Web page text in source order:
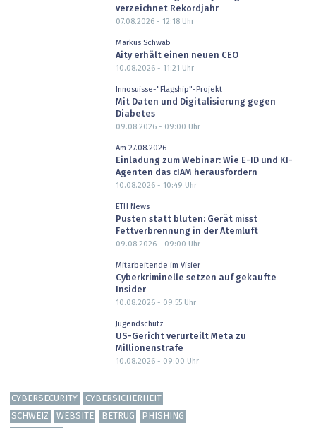
verzeichnet Rekordjahr
07.08.2026 - 12:18Uhr
Markus Schwab
Aity erhält einen neuen CEO
10.08.2026 - 11:21 Uhr
Innosuisse-"Flagship"-Projekt
Mit Daten und Digitalisierung gegen
Diabetes
09.08.2026 - 09:00 Uhr
Am 27.08.2026
Einladung zum Webinar: Wie E-ID und KI-
Agenten das cIAM herausfordern
10.08.2026 - 10:49 Uhr
ETH News
Pusten statt bluten: Gerät misst
Fettverbrennung in der Atemluft
09.08.2026 - 09:00 Uhr
Mitarbeitende im Visier
Cyberkriminelle setzen auf gekaufte
Insider
10.08.2026 - 09:55Uhr
Jugendschutz
US-Gericht verurteilt Meta zu
Millionenstrafe
10.08.2026 - 09:00 Uhr
CYBERSECURITY
CYBERSICHERHEIT
SCHWEIZ
WEBSITE BETRUG
PHISHING